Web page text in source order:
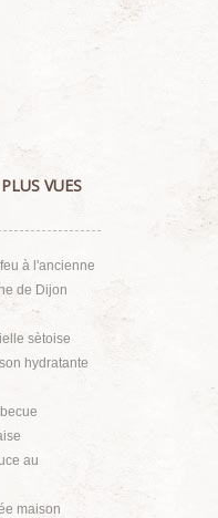
VUES
à l'ancienne
de Dijon
sètoise
hydratante
au
maison